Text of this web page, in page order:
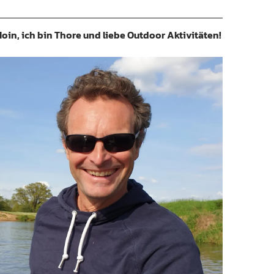
ich bin Thore und liebe Outdoor Aktivitäten!